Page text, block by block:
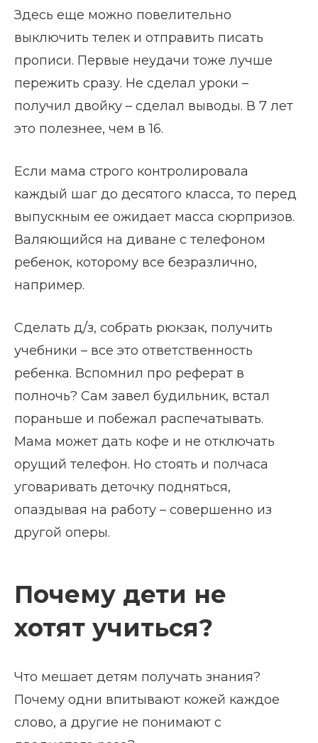
Здесь еще можно повелительно
выключить телек и отправить писать
прописи. Первые неудачи тоже лучше
пережить сразу. Не сделал уроки –
получил двойку – сделал выводы. В 7 лет
это полезнее, чем в 16.
Если мама строго контролировала
каждый шаг до десятого класса, то перед
выпускным ее ожидает масса сюрпризов.
Валяющийся на диване с телефоном
ребенок, которому все безразлично,
например.
Сделать д/з, собрать рюкзак, получить
учебники – все это ответственность
ребенка. Вспомнил про реферат в
полночь? Сам завел будильник, встал
пораньше и побежал распечатывать.
Мама может дать кофе и не отключать
орущий телефон. Но стоять и полчаса
уговаривать деточку подняться,
опаздывая на работу – совершенно из
другой оперы.
Почему дети не
хотят учиться?
Что мешает детям получать знания?
Почему одни впитывают кожей каждое
слово, а другие не понимают с